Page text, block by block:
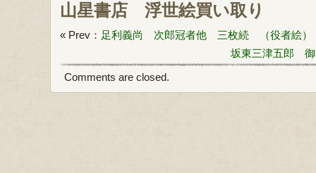
山星書店
浮世絵買い取り
« Prev： 足利義尚 次郎冠者他 三枚続 （役者絵）
坂東三津五郎
Comments are closed.